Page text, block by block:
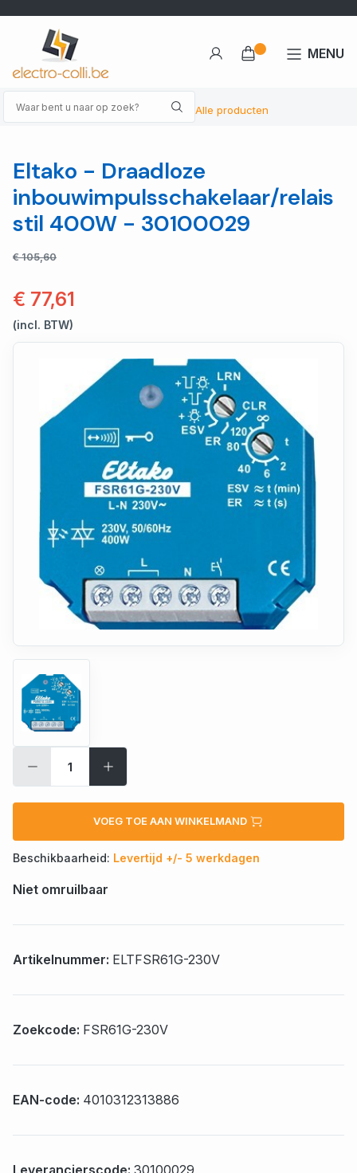
Alle producten
MENU
Eltako - Draadloze
inbouwimpulsschakelaar/relais
stil 400W - 30100029
€ 105,60
€ 77,61
(incl. BTW)
VOEG TOE AAN WINKELMAND
Beschikbaarheid: Levertijd +/- 5 werkdagen
Niet omruilbaar
Artikelnummer: ELTFSR61G-230V
Zoekcode: FSR61G-230V
EAN-code: 4010312313886